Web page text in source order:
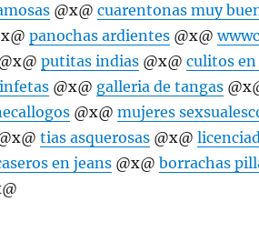
@x@cuarentonas muy
panochas ardientes @x@
putitas indias @x@culitos
@x@ galleria de tangas
@x@mujeres
tias asquerosas @x@
en jeans @x@borrachas